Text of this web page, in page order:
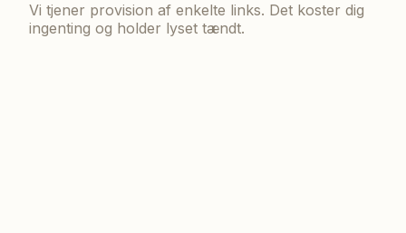
Vi tjener provision af enkelte links. Det koster dig
ingenting og holder lyset tændt.